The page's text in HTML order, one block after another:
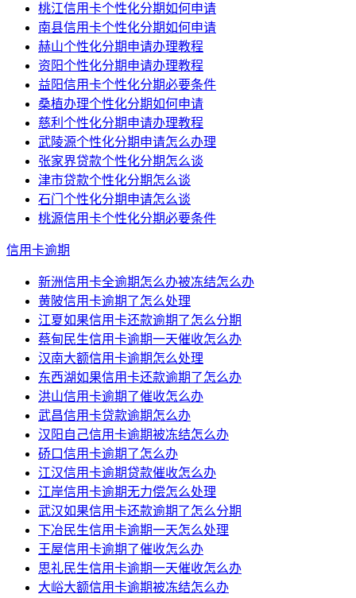
桃江信用卡个性化分期如何申请
南县信用卡个性化分期如何申请
赫山个性化分期申请办理教程
资阳个性化分期申请办理教程
益阳信用卡个性化分期必要条件
桑植办理个性化分期如何申请
慈利个性化分期申请办理教程
武陵源个性化分期申请怎么办理
张家界贷款个性化分期怎么谈
津市贷款个性化分期怎么谈
石门个性化分期申请怎么谈
桃源信用卡个性化分期必要条件
信用卡逾期
新洲信用卡全逾期怎么办被冻结怎么办
黄陂信用卡逾期了怎么处理
江夏如果信用卡还款逾期了怎么分期
蔡甸民生信用卡逾期一天催收怎么办
汉南大额信用卡逾期怎么处理
东西湖如果信用卡还款逾期了怎么办
洪山信用卡逾期了催收怎么办
武昌信用卡贷款逾期怎么办
汉阳自己信用卡逾期被冻结怎么办
硚口信用卡逾期了怎么办
江汉信用卡逾期贷款催收怎么办
江岸信用卡逾期无力偿怎么处理
武汉如果信用卡还款逾期了怎么分期
下冶民生信用卡逾期一天怎么处理
王屋信用卡逾期了催收怎么办
思礼民生信用卡逾期一天催收怎么办
大峪大额信用卡逾期被冻结怎么办